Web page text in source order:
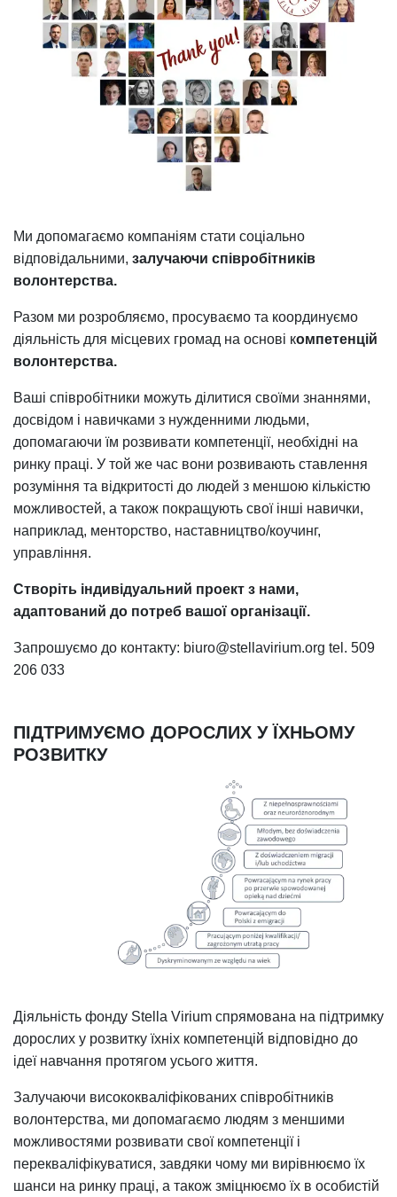
Ми допомагаємо компаніям стати соціально
відповідальними, залучаючи співробітників
волонтерства.
Разом ми розробляємо, просуваємо та координуємо
діяльність для місцевих громад на основі компетенцій
волонтерства.
Ваші співробітники можуть ділитися своїми знаннями,
досвідом і навичками з нужденними людьми,
допомагаючи їм розвивати компетенції, необхідні на
ринку праці. У той же час вони розвивають ставлення
розуміння та відкритості до людей з меншою кількістю
можливостей, а також покращують свої інші навички,
наприклад, менторство, наставництво/коучинг,
управління.
Створіть індивідуальний проект з нами,
адаптований до потреб вашої організації.
Запрошуємо до контакту: biuro@stellavirium.org tel. 509
206 033
ПІДТРИМУЄМО ДОРОСЛИХ У ЇХНЬОМУ
РОЗВИТКУ
Діяльність фонду Stella Virium спрямована на підтримку
дорослих у розвитку їхніх компетенцій відповідно до
ідеї навчання протягом усього життя.
Залучаючи висококваліфікованих співробітників
волонтерства, ми допомагаємо людям з меншими
можливостями розвивати свої компетенції і
перекваліфікуватися, завдяки чому ми вирівнюємо їх
шанси на ринку праці, а також зміцнюємо їх в особистій